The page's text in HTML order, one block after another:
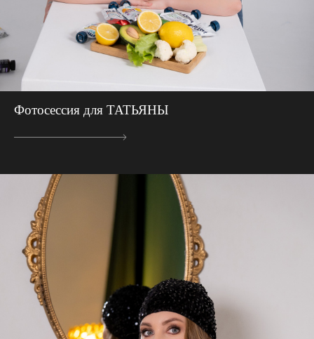
Фотосессия для ТАТЬЯНЫ